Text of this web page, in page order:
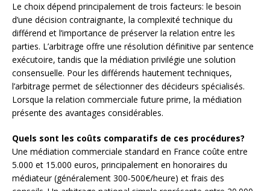
Le choix dépend principalement de trois facteurs: le besoin
d’une décision contraignante, la complexité technique du
différend et l’importance de préserver la relation entre les
parties. L’arbitrage offre une résolution définitive par sentence
exécutoire, tandis que la médiation privilégie une solution
consensuelle. Pour les différends hautement techniques,
l’arbitrage permet de sélectionner des décideurs spécialisés.
Lorsque la relation commerciale future prime, la médiation
présente des avantages considérables.
Quels sont les coûts comparatifs de ces procédures?
Une médiation commerciale standard en France coûte entre
5.000 et 15.000 euros, principalement en honoraires du
médiateur (généralement 300-500€/heure) et frais des